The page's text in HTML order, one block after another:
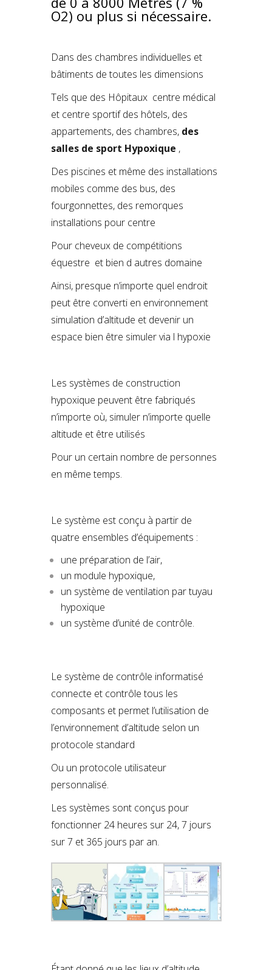
O2) ou plus si nécessaire.
Dans des chambres individuelles et
bâtiments de toutes les dimensions
Tels que des Hôpitaux centre médical
et centre sportif des hôtels, des
appartements, des chambres, des
salles de sport Hypoxique ,
Des piscines et même des installations
mobiles comme des bus, des
fourgonnettes, des remorques
installations pour centre
Pour cheveux de compétitions
équestre et bien d autres domaine
Ainsi, presque n’importe quel endroit
peut être converti en environnement
simulation d’altitude et devenir un
espace bien être simuler via l hypoxie
Les systèmes de construction
hypoxique peuvent être fabriqués
n’importe où, simuler n’importe quelle
altitude et être utilisés
Pour un certain nombre de personnes
en même temps.
Le système est conçu à partir de
quatre ensembles d’équipements :
une préparation de l’air,
un module hypoxique,
un système de ventilation par tuyau
hypoxique
un système d’unité de contrôle.
Le système de contrôle informatisé
connecte et contrôle tous les
composants et permet l’utilisation de
l’environnement d’altitude selon un
protocole standard
Ou un protocole utilisateur
personnalisé.
Les systèmes sont conçus pour
fonctionner 24 heures sur 24, 7 jours
sur 7 et 365 jours par an.